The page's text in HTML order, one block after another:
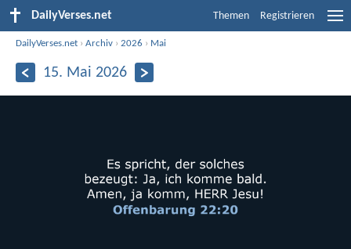
DailyVerses.net Themen Registrieren
DailyVerses.net ›Archiv ›2026 › Mai
15. Mai 2026